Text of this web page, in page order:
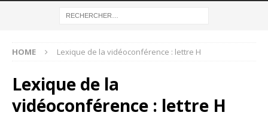
HOME Lexique de la vidéoconférence : lettre H
Lexique de la
vidéoconférence : lettre H